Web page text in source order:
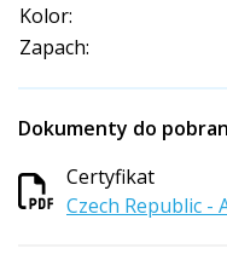
Kolor:
Zapach:
Dokumenty do
Certyfikat
Czech Republic -